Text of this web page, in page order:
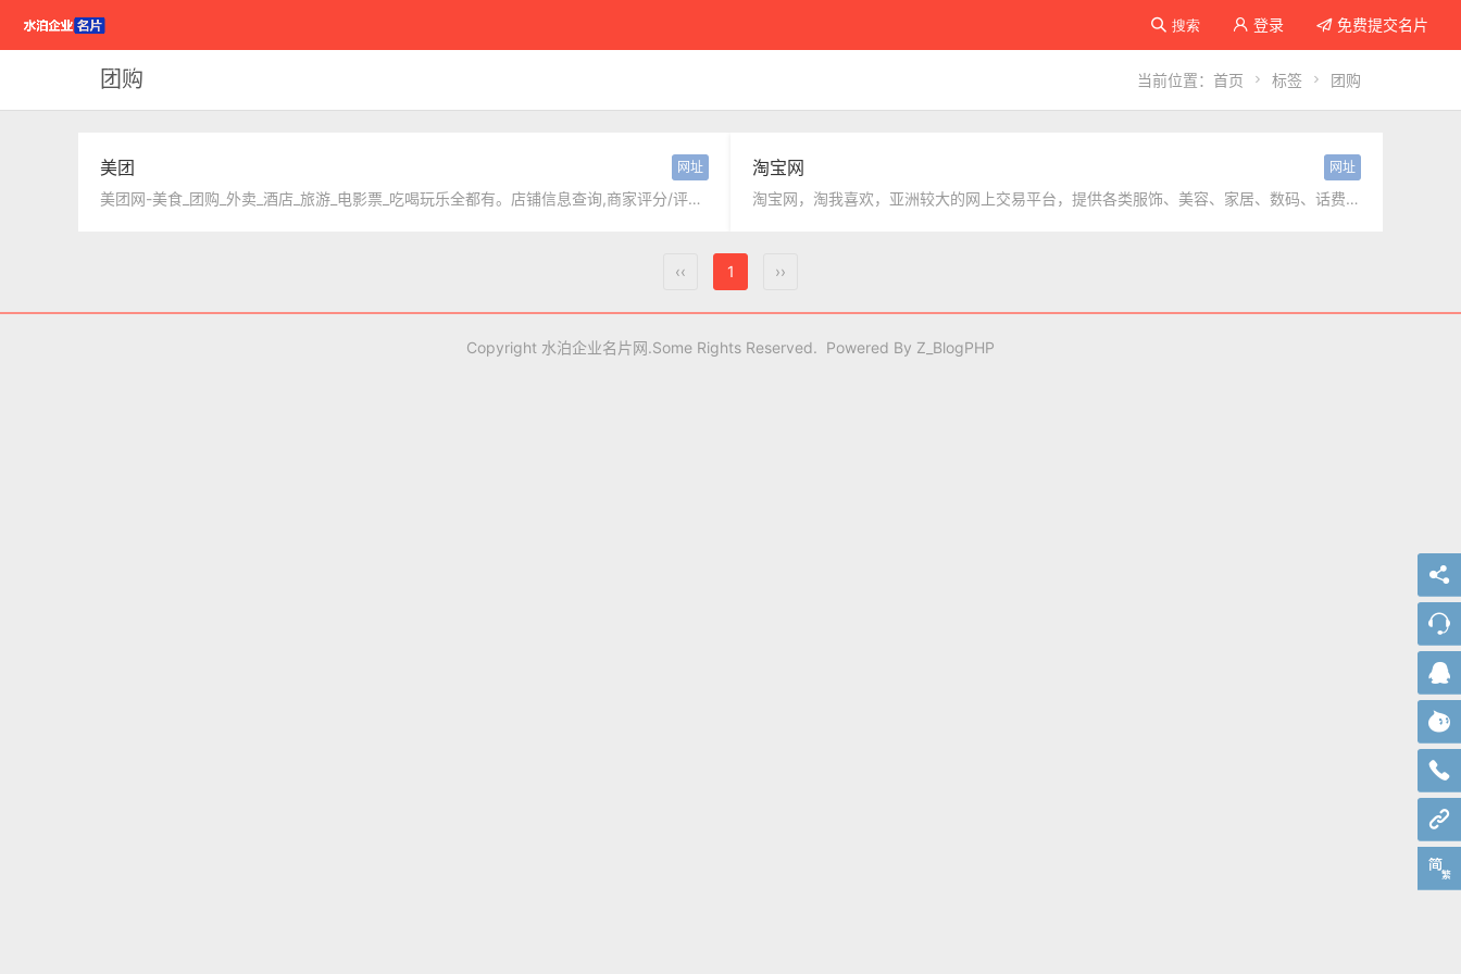
 免费提交名片
 登录
 搜索
本地导航
团购 当前位置： 首页  标签  团购
网址
美团
美团网-美食_团购_外卖_酒店_旅游_电影票_吃喝玩乐全都有。店铺信息查询,商家评分/评价一站式生活服务网站。...
网址
淘宝网
淘宝网，淘我喜欢，亚洲较大的网上交易平台，提供各类服饰、美容、家居、数码、话费/点卡充值…数亿优质商品，同时提供担保交易(先收货后付款)等安全交易保障服务，并由商家提供退货承诺、破损补寄等消费者保障...
‹‹ 1 ››
Copyright 水泊企业名片网.Some Rights Reserved. Powered By Z_BlogPHP